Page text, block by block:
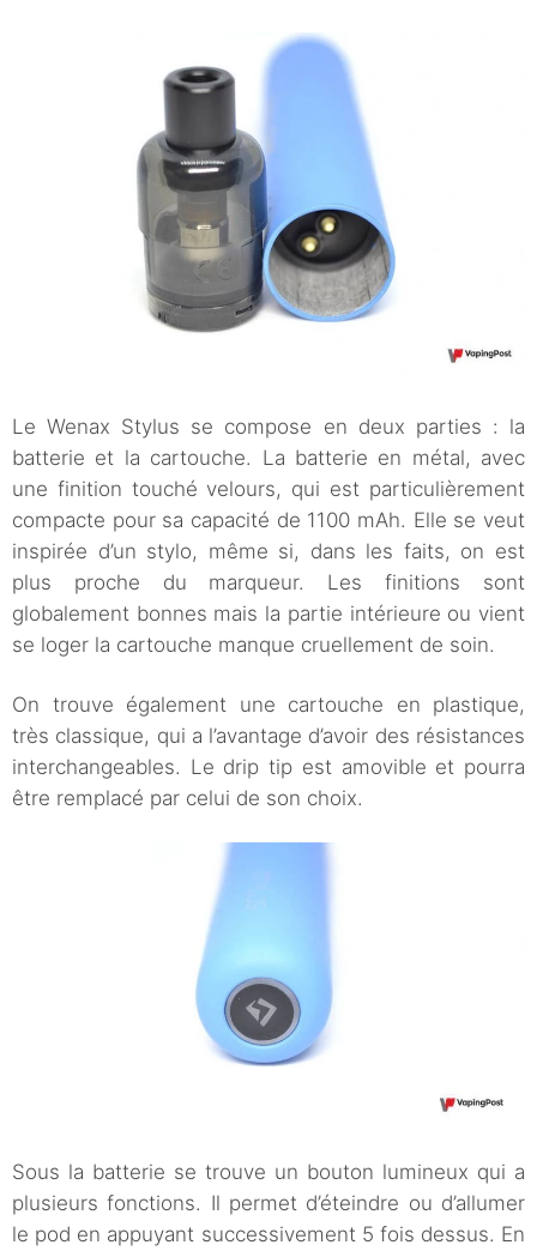
Le Wenax Stylus se compose en deux parties : la
batterie et la cartouche. La batterie en métal, avec
une finition touché velours, qui est particulièrement
compacte pour sa capacité de 1100 mAh. Elle se veut
inspirée d’un stylo, même si, dans les faits, on est
plus proche du marqueur. Les finitions sont
globalement bonnes mais la partie intérieure ou vient
se loger la cartouche manque cruellement de soin.
On trouve également une cartouche en plastique,
très classique, qui a l’avantage d’avoir des résistances
interchangeables. Le drip tip est amovible et pourra
être remplacé par celui de son choix.
Sous la batterie se trouve un bouton lumineux qui a
plusieurs fonctions. Il permet d’éteindre ou d’allumer
le pod en appuyant successivement 5 fois dessus. En